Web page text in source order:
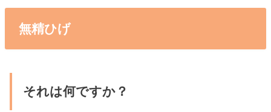
無精ひげ
それは何ですか？